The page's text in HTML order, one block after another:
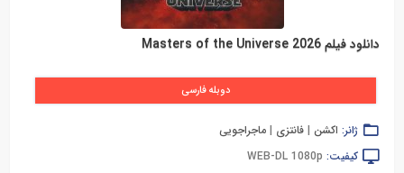
دانلود فیلم Masters of the Universe 2026
دوبله فارسی
ژانر: اکشن | فانتزی | ماجراجویی
کیفیت: WEB-DL 1080p